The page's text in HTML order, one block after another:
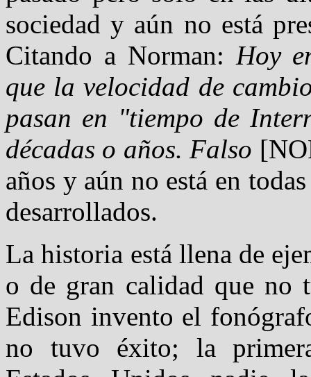
sociedad y aún no está
Citando a Norman: Hoy
que la velocidad de
pasan en "tiempo de
décadas o años. Falso
años y aún no está en
desarrollados.
La historia está llena de
o de gran calidad que no
Edison invento el
no tuvo éxito; la